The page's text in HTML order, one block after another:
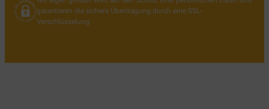
garantieren die sichere Übertragung durch eine SSL-
Verschlüsselung.